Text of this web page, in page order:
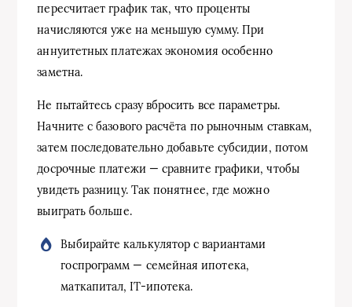
пересчитает график так, что проценты
начисляются уже на меньшую сумму. При
аннуитетных платежах экономия особенно
заметна.
Не пытайтесь сразу вбросить все параметры.
Начните с базового расчёта по рыночным ставкам,
затем последовательно добавьте субсидии, потом
досрочные платежи — сравните графики, чтобы
увидеть разницу. Так понятнее, где можно
выиграть больше.
Выбирайте калькулятор с вариантами
госпрограмм — семейная ипотека,
маткапитал, IT-ипотека.